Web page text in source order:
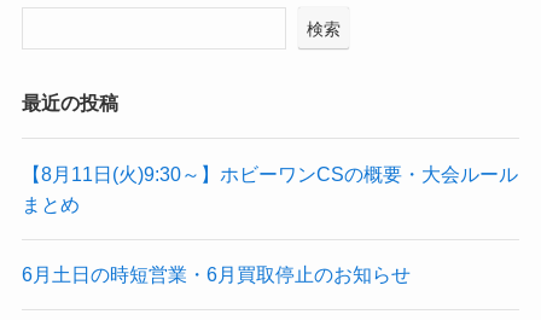
検索
最近の投稿
【8月11日(火)9:30～】ホビーワンCSの概要・大会ルール
まとめ
6月土日の時短営業・6月買取停止のお知らせ